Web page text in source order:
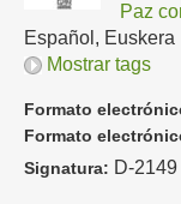
Paz
Español, Euskera
Mostrar tags
Formato
Formato
Signatura: D-